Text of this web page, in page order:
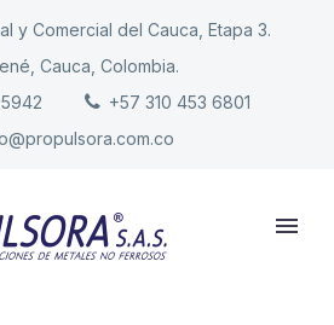
y Comercial del Cauca, Etapa 3.
Cauca, Colombia.
+57 310 453 6801
PRODUCTOS